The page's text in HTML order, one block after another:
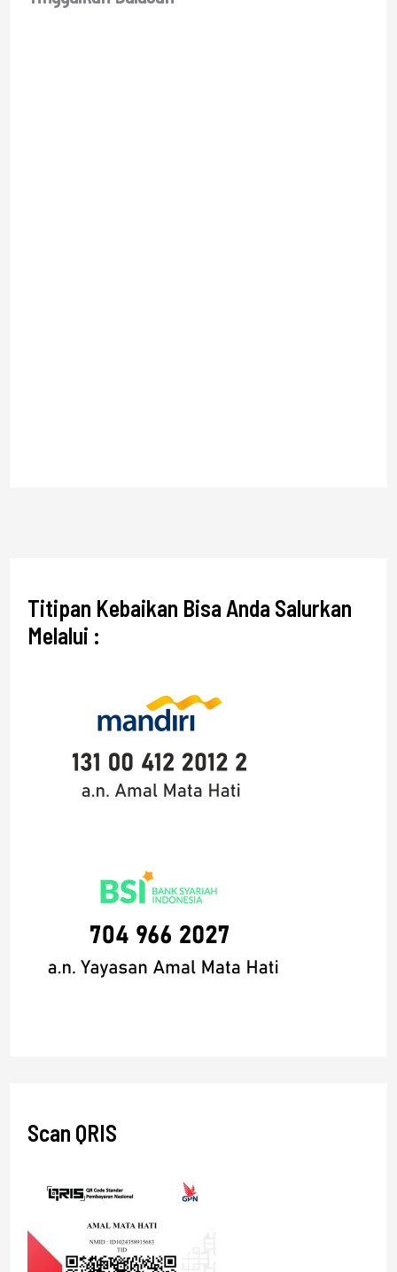
Titipan Kebaikan Bisa Anda Salurkan
Melalui :
Scan QRIS